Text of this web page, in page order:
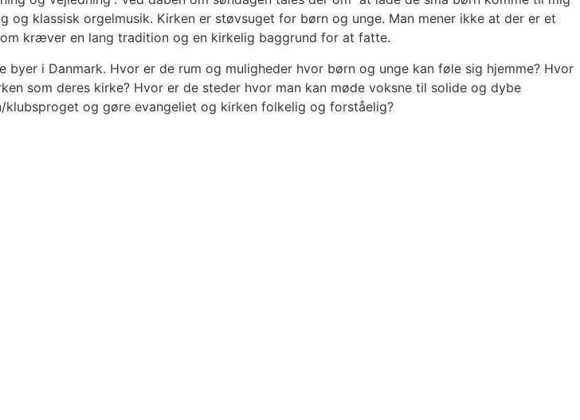
klassisk orgelmusik. Kirken er støvsuget for børn og unge. Man mener ikke at der er et
kræver en lang tradition og en kirkelig baggrund for at fatte.
i Danmark. Hvor er de rum og muligheder hvor børn og unge kan føle sig hjemme? Hvor
som deres kirke? Hvor er de steder hvor man kan møde voksne til solide og dybe
og gøre evangeliet og kirken folkelig og forståelig?